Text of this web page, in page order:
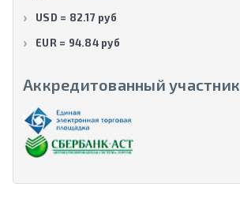
USD = 82.17 руб
EUR = 94.84 руб
Аккредитованный участник